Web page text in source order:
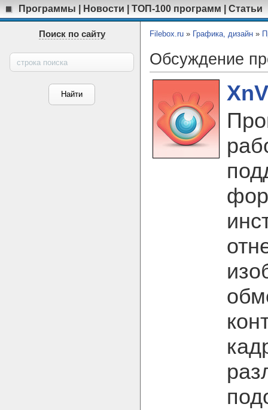
Программы Новости ТОП-100 программ Статьи
Поиск по сайту Filebox.ru » Графика, дизайн »
Обсуждение